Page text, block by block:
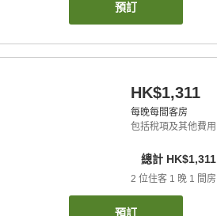
預訂
HK$1,311
每晚每間客房
包括稅項及其他費用
總計 HK$1,311
2 位住客 1 晚 1 間房
預訂